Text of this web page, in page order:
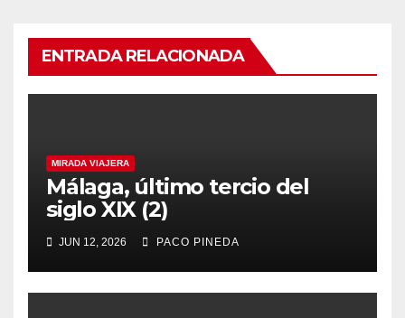
ENTRADA RELACIONADA
MIRADA VIAJERA
Málaga, último tercio del
siglo XIX (2)
JUN 12, 2026 PACO PINEDA